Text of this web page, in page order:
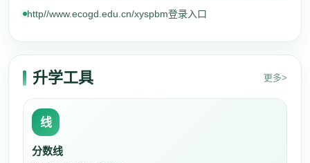
http//www.ecogd.edu.cn/xyspbm登录入口
升学工具 更多>
线
分数线